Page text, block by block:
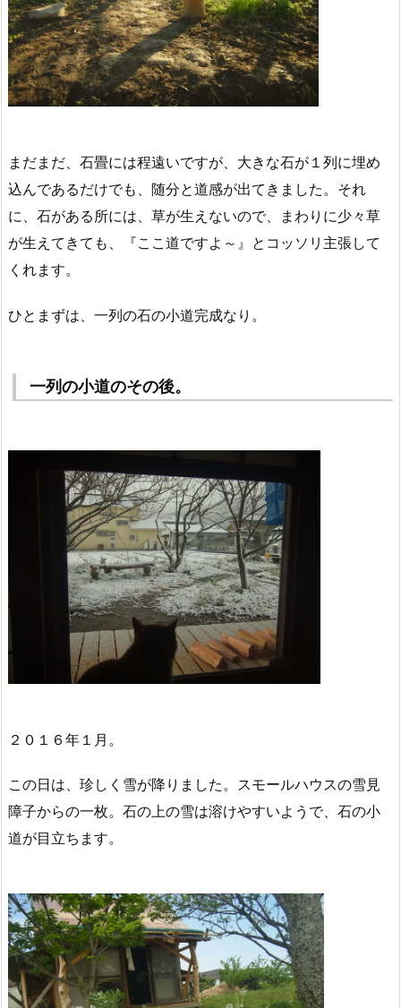
まだまだ、石畳には程遠いですが、大きな石が１列に埋め
込んであるだけでも、随分と道感が出てきました。それ
に、石がある所には、草が生えないので、まわりに少々草
が生えてきても、『ここ道ですよ～』とコッソリ主張して
くれます。
ひとまずは、一列の石の小道完成なり。
一列の小道のその後。
２０１６年１月。
この日は、珍しく雪が降りました。スモールハウスの雪見
障子からの一枚。石の上の雪は溶けやすいようで、石の小
道が目立ちます。